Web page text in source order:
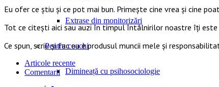
Extrase din monitorizări
Pentru coachi
Dimineață cu psihosociologie
Eu ofer ce ştiu şi ce pot mai bun. Primeşte cine vrea şi cine
Tot ce citești aici sau auzi în timpul întâlnirilor noastre îți este
Ce spun, scriu și fac eu e produsul muncii mele și
Articole recente
Comentarii